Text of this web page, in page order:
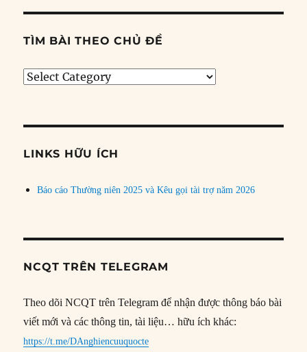
TÌM BÀI THEO CHỦ ĐỀ
Tìm
đề
LINKS HỮU ÍCH
Báo cáo Thường niên 2025 và Kêu gọi tài trợ năm 2026
NCQT TRÊN TELEGRAM
Theo dõi NCQT trên Telegram để nhận được thông báo bài
viết mới và các thông tin, tài liệu… hữu ích khác:
https://t.me/DAnghiencuuquocte